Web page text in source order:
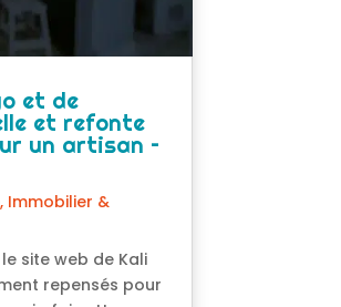
et de
et refonte
un artisan –
, Immobilier &
site web de Kali
repensés pour